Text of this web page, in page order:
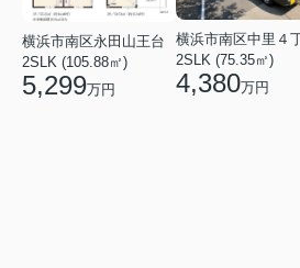
横浜市南区永田山王台
2SLK (105.88㎡)
5,299万円
横浜市南区中里４
2SLK (75.35㎡)
4,380万円